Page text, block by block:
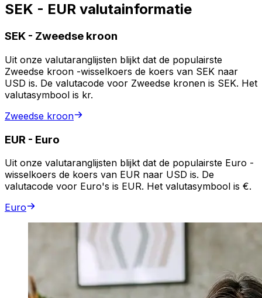
SEK - EUR valutainformatie
SEK - Zweedse kroon
Uit onze valutaranglijsten blijkt dat de populairste
Zweedse kroon -wisselkoers de koers van SEK naar
USD is. De valutacode voor Zweedse kronen is SEK. Het
valutasymbool is kr.
Zweedse kroon
EUR - Euro
Uit onze valutaranglijsten blijkt dat de populairste Euro -
wisselkoers de koers van EUR naar USD is. De
valutacode voor Euro's is EUR. Het valutasymbool is €.
Euro